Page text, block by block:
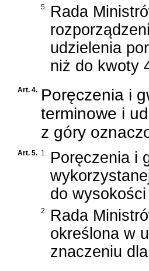
5. Rada
udzielenia
niż do kwoty
Art. 4. Poręczenia i
terminowe i
z góry
Art. 5. 1. Poręczenia i
do
2. Rada
określona w
znaczeniu